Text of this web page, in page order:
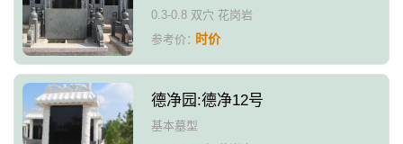
0.3-0.8 双穴 花岗岩
参考价：时价
德净园:德净12号
基本墓型